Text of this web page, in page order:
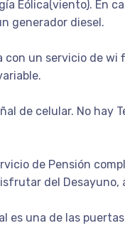
Eólica(viento). En
generador diesel.
con un servicio de wi
de celular. No hay
de Pensión
del Desayuno,
es una de las